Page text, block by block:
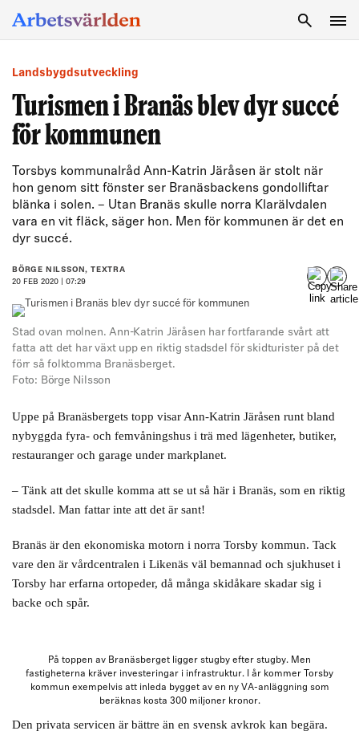
Landsbygdsutveckling
Turismen i Branäs blev dyr succé
för kommunen
Torsbys kommunalråd Ann-Katrin Järåsen är stolt när
hon genom sitt fönster ser Branäsbackens gondolliftar
blänka i solen. – Utan Branäs skulle norra Klarälvdalen
vara en vit fläck, säger hon. Men för kommunen är det en
dyr succé.
BÖRGE NILSSON, TEXTRA
20 FEB 2020 | 07:29
Stad ovan molnen. Ann-Katrin Järåsen har fortfarande svårt att
fatta att det har växt upp en riktig stadsdel för skidturister på det
förr så folktomma Branäsberget.
Foto: Börge Nilsson
Uppe på Branäsbergets topp visar Ann-Katrin Järåsen runt bland
nybyggda fyra- och femvåningshus i trä med lägenheter, butiker,
restauranger och garage under markplanet.
– Tänk att det skulle komma att se ut så här i Branäs, som en riktig
stadsdel. Man fattar inte att det är sant!
Branäs är den ekonomiska motorn i norra Torsby kommun. Tack
vare den är vårdcentralen i Likenäs väl bemannad och sjukhuset i
Torsby har erfarna ortopeder, då många skidåkare skadar sig i
backe och spår.
På toppen av Branäsberget ligger stugby efter stugby. Men
fastigheterna kräver investeringar i infrastruktur. I år kommer Torsby
kommun exempelvis att inleda bygget av en ny VA-anläggning som
beräknas kosta 300 miljoner kronor.
Den privata servicen är bättre än en svensk avkrok kan begära.